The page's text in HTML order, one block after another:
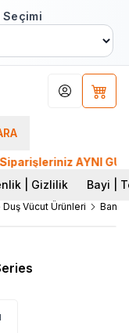
Seçimi
Hesabım
AYNI GÜN
| Gizlilik Bayi |
Duş Vücut Ürünleri